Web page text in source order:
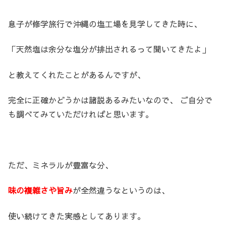
息子が修学旅行で沖縄の塩工場を見学してきた時に、
「天然塩は余分な塩分が排出されるって聞いてきたよ」
と教えてくれたことがあるんですが、
完全に正確かどうかは諸説あるみたいなので、 ご自分で
も調べてみていただければと思います。
ただ、ミネラルが豊富な分、
味の複雑さや旨みが全然違うなというのは、
使い続けてきた実感としてあります。